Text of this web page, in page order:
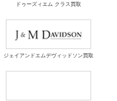
ドゥーズィエム クラス買取
ジェイアンドエムデヴィッドソン買取